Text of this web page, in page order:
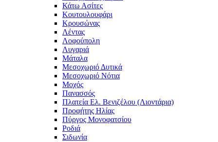
Κάτω Ασίτες
Κουτουλουφάρι
Κρουσώνας
Λέντας
Λοφούπολη
Λυγαριά
Μάταλα
Μεσοχωριό Δυτικά
Μεσοχωριό Νότια
Μοχός
Πανασσός
Πλατεία Ελ. Βενιζέλου (Λιοντάρια)
Προφήτης Ηλίας
Πύργος Μονοφατσίου
Ροδιά
Σιδωνία